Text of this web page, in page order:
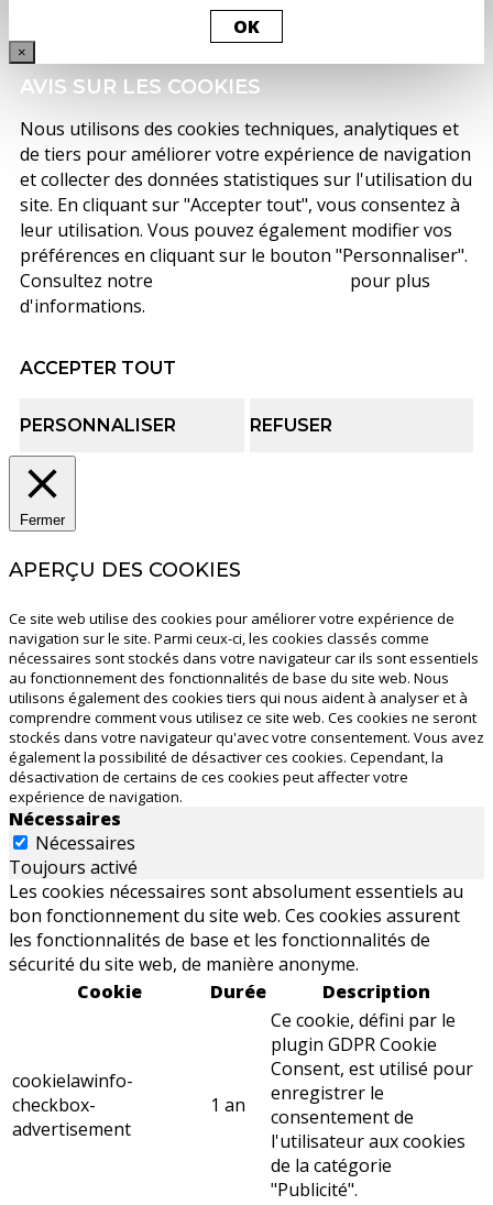
OK
×
AVIS SUR LES COOKIES
Nous utilisons des cookies techniques, analytiques et
de tiers pour améliorer votre expérience de navigation
et collecter des données statistiques sur l'utilisation du
site. En cliquant sur "Accepter tout", vous consentez à
leur utilisation. Vous pouvez également modifier vos
préférences en cliquant sur le bouton "Personnaliser".
Consultez notre
pour plus
d'informations.
ACCEPTER TOUT
PERSONNALISER REFUSER
Fermer
APERÇU DES COOKIES
Ce site web utilise des cookies pour améliorer votre expérience de
navigation sur le site. Parmi ceux-ci, les cookies classés comme
nécessaires sont stockés dans votre navigateur car ils sont essentiels
au fonctionnement des fonctionnalités de base du site web. Nous
utilisons également des cookies tiers qui nous aident à analyser et à
comprendre comment vous utilisez ce site web. Ces cookies ne seront
stockés dans votre navigateur qu'avec votre consentement. Vous avez
également la possibilité de désactiver ces cookies. Cependant, la
désactivation de certains de ces cookies peut affecter votre
expérience de navigation.
Nécessaires
Nécessaires
Toujours activé
Les cookies nécessaires sont absolument essentiels au
bon fonctionnement du site web. Ces cookies assurent
les fonctionnalités de base et les fonctionnalités de
sécurité du site web, de manière anonyme.
Cookie
Durée Description
cookielawinfo-
checkbox-
advertisement
1 an
Ce cookie, défini par le
plugin GDPR Cookie
Consent, est utilisé pour
enregistrer le
consentement de
l'utilisateur aux cookies
de la catégorie
"Publicité".